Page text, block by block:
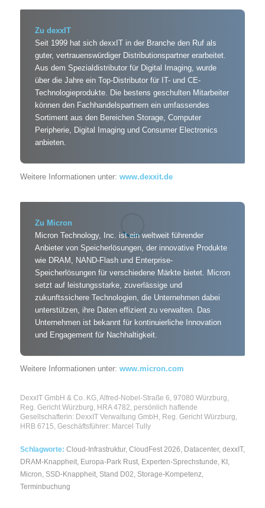
Zu dexxIT
Seit 1999 hat sich dexxIT in der Branche den Ruf als
guter, vertrauenswürdiger Distributionspartner erarbeitet.
Aus dem Spezialdistributor für Digital Imaging, wurde
über die Jahre ein Top-Distributor für IT- und CE-
Technologieprodukte. Die bestens geschulten Mitarbeiter
können den Fachhandelspartnern ein umfassendes
Sortiment aus den Bereichen Storage, Computer
Peripherie, Digital Imaging und Consumer Electronics
anbieten.
Weitere Informationen unter: www.dexxit.de
Zu Micron
Micron Technology, Inc. ist ein weltweit führender
Anbieter von Speicherlösungen, der innovative Produkte
wie DRAM, NAND-Flash und Enterprise-
Speicherlösungen für verschiedene Märkte bietet. Micron
setzt auf leistungsstarke, zuverlässige und
zukunftssichere Technologien, die Unternehmen dabei
unterstützen, ihre Daten effizient zu verwalten. Das
Unternehmen ist bekannt für kontinuierliche Innovation
und Engagement für Nachhaltigkeit.
Weitere Informationen unter: www.micron.com
DexxIT GmbH & Co. KG, Alfred-Nobel-Straße 6, 97080 Würzburg,
Reg. Gericht Würzburg, HRA 4782, persönlich haftende
Gesellschafterin: DexxIT Verwaltung GmbH, Reg. Gericht Würzburg,
HRB 6715, Geschäftsführer: Marcel Tully
Schlagworte: Cloud-Infrastruktur, CloudFest 2026 Datacenter, dexxIT,
DRAM-Knappheit, Europa-Park Rust, Experten-Sprechstunde KI,
Micron
SSD-Knappheit, Stand D02 Storage-Kompetenz,
Terminbuchung